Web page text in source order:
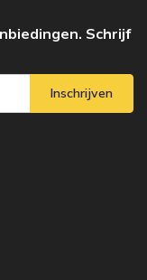
Schrijf
Inschrijven